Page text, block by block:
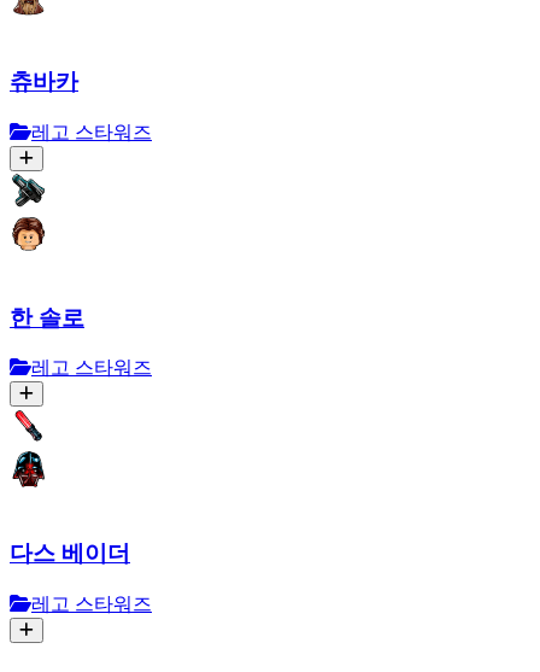
츄바카
레고 스타워즈
한 솔로
레고 스타워즈
다스 베이더
레고 스타워즈